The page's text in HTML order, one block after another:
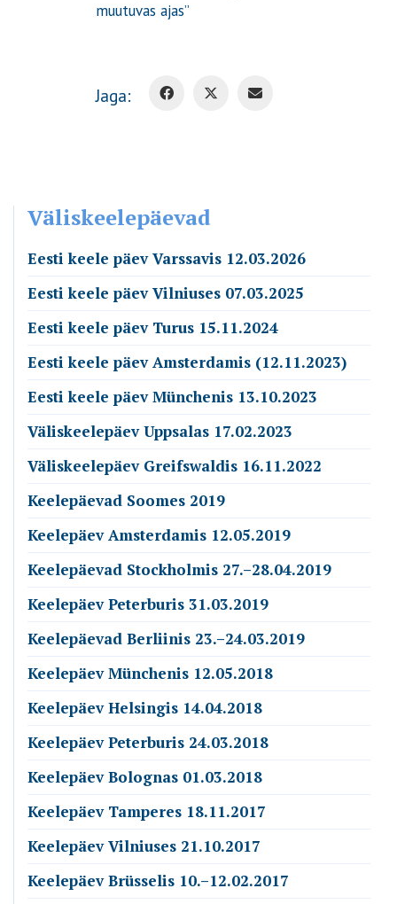
muutuvas ajas”
Jaga:
Väliskeelepäevad
Eesti keele päev Varssavis 12.03.2026
Eesti keele päev Vilniuses 07.03.2025
Eesti keele päev Turus 15.11.2024
Eesti keele päev Amsterdamis (12.11.2023)
Eesti keele päev Münchenis 13.10.2023
Väliskeelepäev Uppsalas 17.02.2023
Väliskeelepäev Greifswaldis 16.11.2022
Keelepäevad Soomes 2019
Keelepäev Amsterdamis 12.05.2019
Keelepäevad Stockholmis 27.–28.04.2019
Keelepäev Peterburis 31.03.2019
Keelepäevad Berliinis 23.–24.03.2019
Keelepäev Münchenis 12.05.2018
Keelepäev Helsingis 14.04.2018
Keelepäev Peterburis 24.03.2018
Keelepäev Bolognas 01.03.2018
Keelepäev Tamperes 18.11.2017
Keelepäev Vilniuses 21.10.2017
Keelepäev Brüsselis 10.–12.02.2017